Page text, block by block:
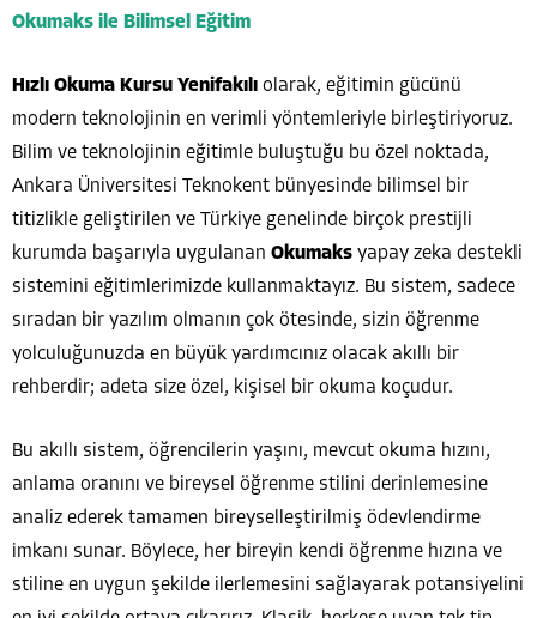
Okumaks ile Bilimsel Eğitim
Hızlı Okuma Kursu Yenifakılı olarak, eğitimin gücünü
modern teknolojinin en verimli yöntemleriyle birleştiriyoruz.
Bilim ve teknolojinin eğitimle buluştuğu bu özel noktada,
Ankara Üniversitesi Teknokent bünyesinde bilimsel bir
titizlikle geliştirilen ve Türkiye genelinde birçok prestijli
kurumda başarıyla uygulanan Okumaks yapay zeka destekli
sistemini eğitimlerimizde kullanmaktayız. Bu sistem, sadece
sıradan bir yazılım olmanın çok ötesinde, sizin öğrenme
yolculuğunuzda en büyük yardımcınız olacak akıllı bir
rehberdir; adeta size özel, kişisel bir okuma koçudur.
Bu akıllı sistem, öğrencilerin yaşını, mevcut okuma hızını,
anlama oranını ve bireysel öğrenme stilini derinlemesine
analiz ederek tamamen bireyselleştirilmiş ödevlendirme
imkanı sunar. Böylece, her bireyin kendi öğrenme hızına ve
stiline en uygun şekilde ilerlemesini sağlayarak potansiyelini